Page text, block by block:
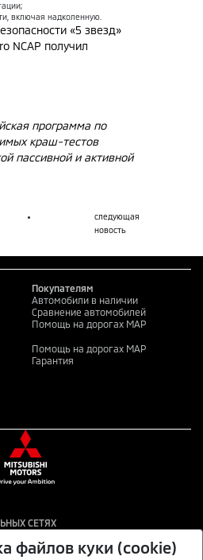
включая надколенную.
«5 звезд»
NCAP получил
программа по
краш-тестов
пассивной и активной
следующая
новость
Покупателям
Автомобили в наличии
Сравнение автомобилей
Помощь на дорогах MAP
Помощь на дорогах MAP
Гарантия
СЕТЯХ
файлов куки (cookie)